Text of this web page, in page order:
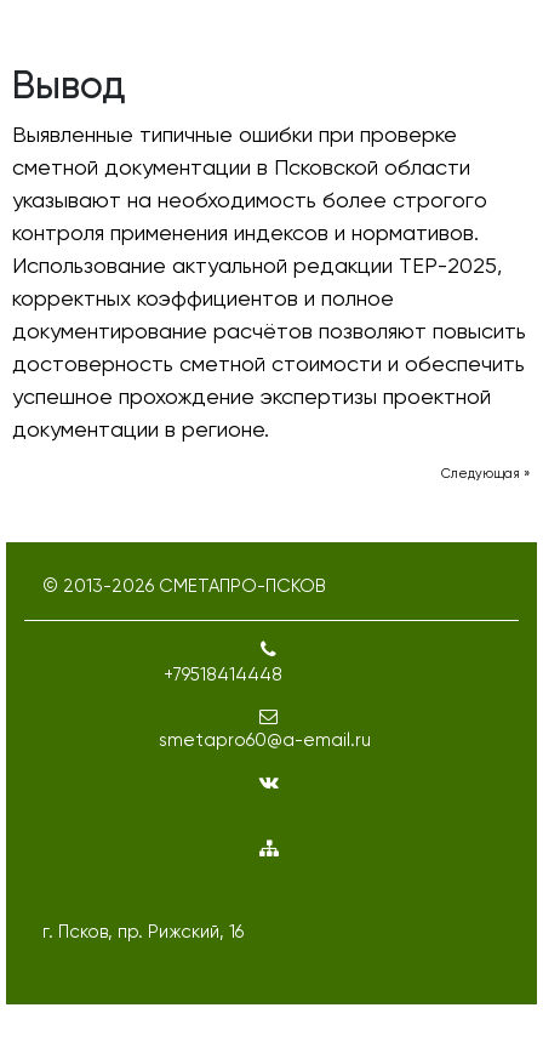
Вывод
Выявленные типичные ошибки при проверке
сметной документации в Псковской области
указывают на необходимость более строгого
контроля применения индексов и нормативов.
Использование актуальной редакции ТЕР-2025,
корректных коэффициентов и полное
документирование расчётов позволяют повысить
достоверность сметной стоимости и обеспечить
успешное прохождение экспертизы проектной
документации в регионе.
Следующая »
© 2013-2026 СМЕТАПРО-ПСКОВ
+79518414448
smetapro60@a-email.ru
г. Псков, пр. Рижский, 16